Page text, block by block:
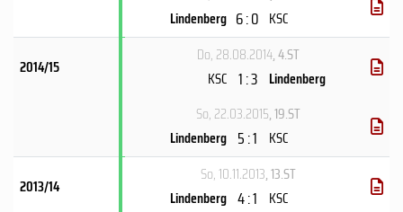
Lindenberg 6 : 0 KSC
2014/15
Do, 28.08.2014, 4.ST
KSC 1 : 3 Lindenberg
So, 22.03.2015, 19.ST
Lindenberg 5 : 1 KSC
2013/14
So, 10.11.2013, 13.ST
Lindenberg 4 : 1 KSC